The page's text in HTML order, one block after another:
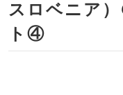
スロベニア
ト④